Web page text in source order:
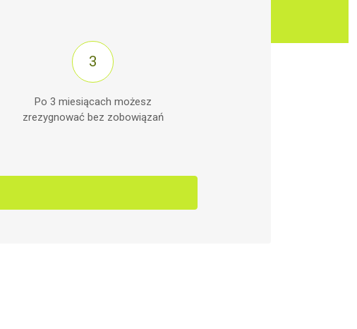
Po 3 miesiącach możesz
zrezygnować bez zobowiązań